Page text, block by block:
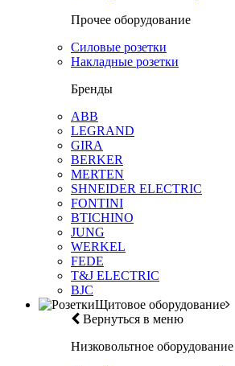
Прочее оборудование
Силовые розетки
Накладные розетки
Бренды
ABB
LEGRAND
GIRA
BERKER
MERTEN
SHNEIDER ELECTRIC
FONTINI
BTICHINO
JUNG
WERKEL
FEDE
T&J ELECTRIC
BJC
Щитовое оборудование
Вернуться в меню
Низковольтное оборудование